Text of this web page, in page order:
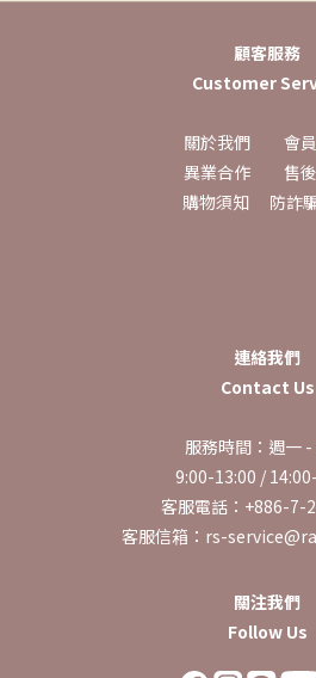
顧客服務
Customer
關於我們
會
異業合作
售
購物須知
防詐
連絡我們
Contact Us
服務時間：週一 -
9:00-13:00 /
客服電話：+886-7-
客服信箱：rs-
關注我們
Follow Us